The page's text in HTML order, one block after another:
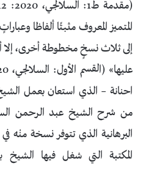
المتميز المعروف مثبتًا ألفاظا
إلى ثلاث نسخٍ مخطوطة أخرى، إلا
احنانة – الذي استعان بعمل
البرهانية الذي تتوفر نسخة منْه
المكتبة التي شغل فيها